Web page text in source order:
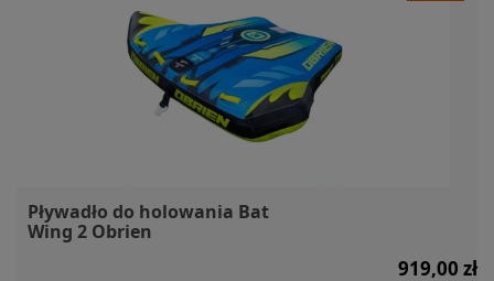
Pływadło do holowania Bat
Wing 2 Obrien
919,00 zł